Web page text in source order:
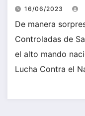
16/06/2023
De manera
Controladas de
el alto mando
Lucha Contra el